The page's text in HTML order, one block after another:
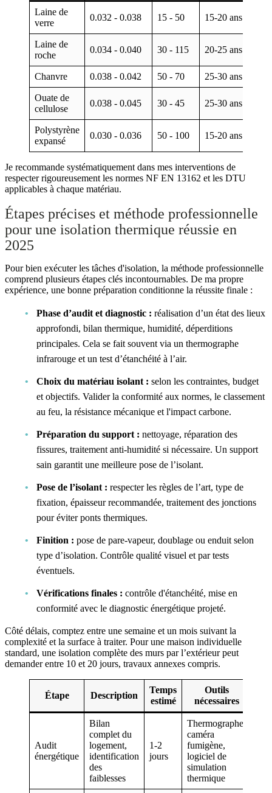
Laine de
verre
0.032 - 0.038 15 - 50 15-20 ans
Laine de
roche
0.034 - 0.040 30 - 115 20-25 ans
Chanvre 0.038 - 0.042 50 - 70 25-30 ans
Ouate de
cellulose
0.038 - 0.045 30 - 45 25-30 ans
Polystyrène
expansé
0.030 - 0.036 50 - 100 15-20 ans
Je recommande systématiquement dans mes interventions de
respecter rigoureusement les normes NF EN 13162 et les DTU
applicables à chaque matériau.
Étapes précises et méthode professionnelle
pour une isolation thermique réussie en
2025
Pour bien exécuter les tâches d'isolation, la méthode professionnelle
comprend plusieurs étapes clés incontournables. De ma propre
expérience, une bonne préparation conditionne la réussite finale :
Phase d’audit et diagnostic : réalisation d’un état des lieux
approfondi, bilan thermique, humidité, déperditions
principales. Cela se fait souvent via un thermographe
infrarouge et un test d’étanchéité à l’air.
Choix du matériau isolant : selon les contraintes, budget
et objectifs. Valider la conformité aux normes, le classement
au feu, la résistance mécanique et l'impact carbone.
Préparation du support : nettoyage, réparation des
fissures, traitement anti-humidité si nécessaire. Un support
sain garantit une meilleure pose de l’isolant.
Pose de l’isolant : respecter les règles de l’art, type de
fixation, épaisseur recommandée, traitement des jonctions
pour éviter ponts thermiques.
Finition : pose de pare-vapeur, doublage ou enduit selon
type d’isolation. Contrôle qualité visuel et par tests
éventuels.
Vérifications finales : contrôle d'étanchéité, mise en
conformité avec le diagnostic énergétique projeté.
Côté délais, comptez entre une semaine et un mois suivant la
complexité et la surface à traiter. Pour une maison individuelle
standard, une isolation complète des murs par l’extérieur peut
demander entre 10 et 20 jours, travaux annexes compris.
Étape Description
Temps
estimé
Outils
nécessaires
Audit
énergétique
Bilan
complet du
logement,
identification
des
faiblesses
1-2
jours
Thermographe,
caméra
fumigène,
logiciel de
simulation
thermique